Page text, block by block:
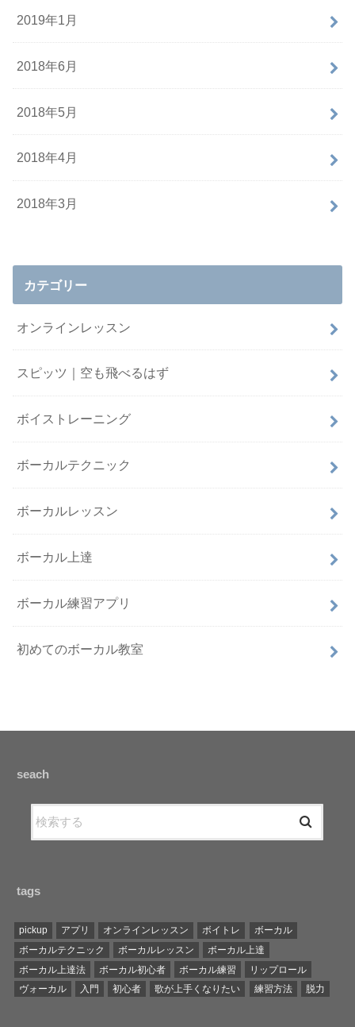
2019年1月
2018年6月
2018年5月
2018年4月
2018年3月
カテゴリー
オンラインレッスン
スピッツ｜空も飛べるはず
ボイストレーニング
ボーカルテクニック
ボーカルレッスン
ボーカル上達
ボーカル練習アプリ
初めてのボーカル教室
seach
tags
pickup アプリ オンラインレッスン ボイトレ
ボーカル
ボーカルテクニック
ボーカルレッスン
ボーカル上達
ボーカル上達法
ボーカル初心者 ボーカル練習
リップロール
ヴォーカル
入門 初心者 歌が上手くなりたい 練習方法 脱力